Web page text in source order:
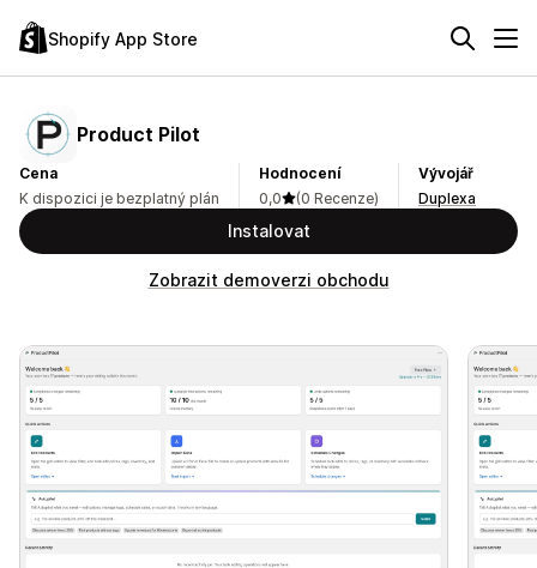
Shopify App Store
Product Pilot
Cena
K dispozici je bezplatný plán
Hodnocení
0,0
(0 Recenze)
Vývojář
Duplexa
Instalovat
Zobrazit demoverzi obchodu